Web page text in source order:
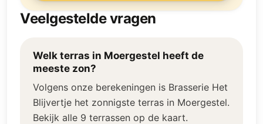
Veelgestelde vragen
Welk terras in Moergestel heeft de
meeste zon?
Volgens onze berekeningen is Brasserie Het
Blijvertje het zonnigste terras in Moergestel.
Bekijk alle 9 terrassen op de kaart.